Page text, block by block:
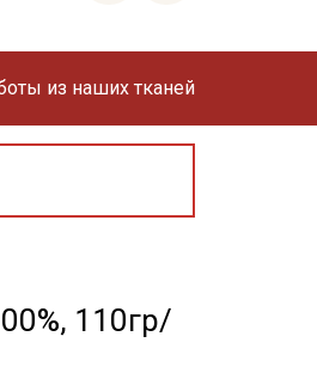
из наших тканей
110гр/